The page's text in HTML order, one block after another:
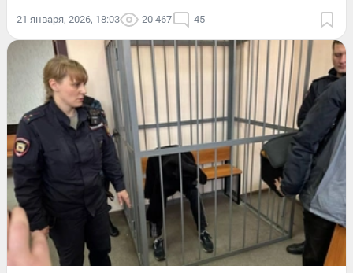
21 января, 2026, 18:03 20 467 45